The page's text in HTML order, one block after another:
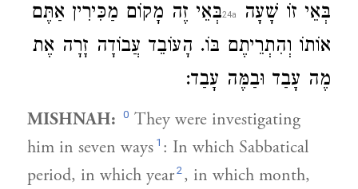
בְּאֵי זוֹ שָׁעָה
בְּאֵי זֶה מָקוֹם מַכִּירִין אַתֶּם
אוֹתוֹ וְהִתְרֵיתֶם בּוֹ. הָעוֹבֵד עֲבוֹדָה זָרָה אֶת
מֶה עָבַד וּבַמֶּה עָבַד:
MISHNAH: 0 They were investigating
him in seven ways 1 : In which Sabbatical
period, in which year2, in which month,